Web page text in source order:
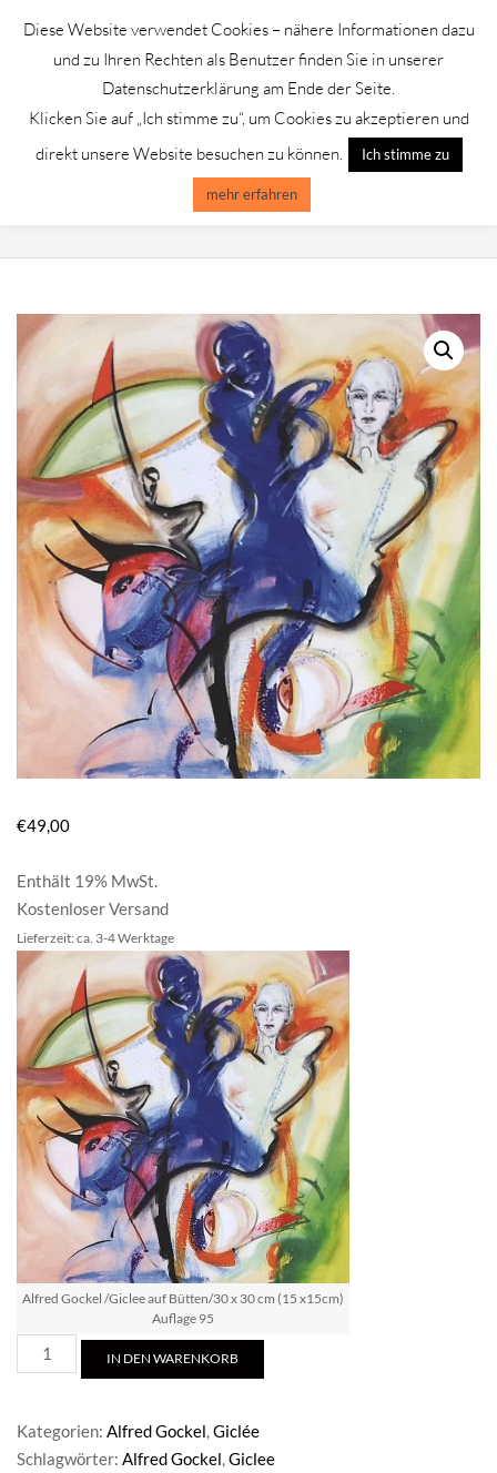
content GALERIE CHROMIK
Primary
Navigation
ALFRED GOCKEL /GICLEE AUF BÜTTEN
€49,00
Enthält 19% MwSt.
Kostenloser Versand
Lieferzeit: ca. 3-4 Werktage
Alfred Gockel /Giclee auf Bütten/30 x 30 cm (15 x15cm)
Auflage 95
Alfred
Gockel
Bütten
Menge
IN DEN WARENKORB
Kategorien: Alfred Gockel,Giclée
Schlagwörter: Alfred Gockel,Giclee
Diese Website verwendet Cookies – nähere Informationen dazu
und zu Ihren Rechten als Benutzer finden Sie in unserer
Datenschutzerklärung am Ende der Seite.
Klicken Sie auf „Ich stimme zu“, um Cookies zu akzeptieren und
direkt unsere Website besuchen zu können.
Ich stimme zu
mehr erfahren